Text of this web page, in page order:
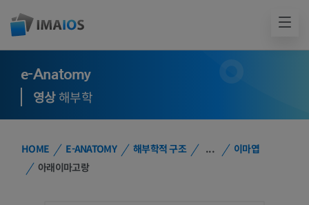
e-Anatomy
영상해부학
HOME E-ANATOMY 해부학적 구조 ...
이마엽
아래이마고랑